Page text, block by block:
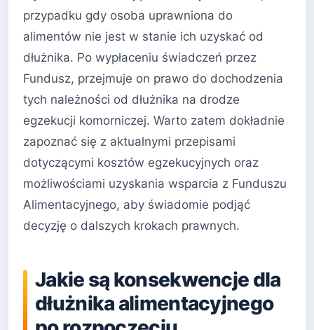
przypadku gdy osoba uprawniona do
alimentów nie jest w stanie ich uzyskać od
dłużnika. Po wypłaceniu świadczeń przez
Fundusz, przejmuje on prawo do dochodzenia
tych należności od dłużnika na drodze
egzekucji komorniczej. Warto zatem dokładnie
zapoznać się z aktualnymi przepisami
dotyczącymi kosztów egzekucyjnych oraz
możliwościami uzyskania wsparcia z Funduszu
Alimentacyjnego, aby świadomie podjąć
decyzję o dalszych krokach prawnych.
Jakie są konsekwencje dla
dłużnika alimentacyjnego